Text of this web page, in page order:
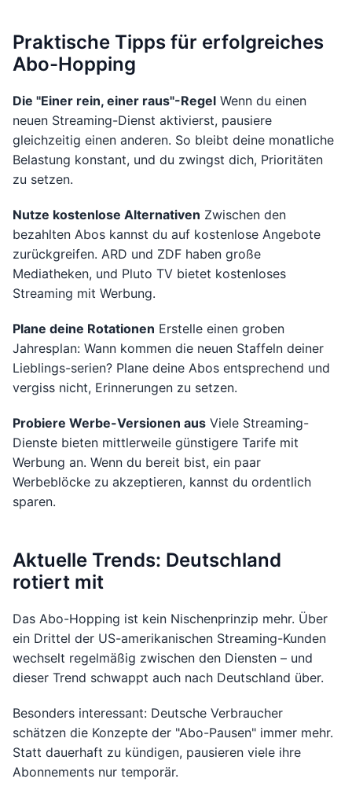
Praktische Tipps für erfolgreiches
Abo-Hopping
Die "Einer rein, einer raus"-Regel Wenn du einen
neuen Streaming-Dienst aktivierst, pausiere
gleichzeitig einen anderen. So bleibt deine monatliche
Belastung konstant, und du zwingst dich, Prioritäten
zu setzen.
Nutze kostenlose Alternativen Zwischen den
bezahlten Abos kannst du auf kostenlose Angebote
zurückgreifen. ARD und ZDF haben große
Mediatheken, und Pluto TV bietet kostenloses
Streaming mit Werbung.
Plane deine Rotationen Erstelle einen groben
Jahresplan: Wann kommen die neuen Staffeln deiner
Lieblings-serien? Plane deine Abos entsprechend und
vergiss nicht, Erinnerungen zu setzen.
Probiere Werbe-Versionen aus Viele Streaming-
Dienste bieten mittlerweile günstigere Tarife mit
Werbung an. Wenn du bereit bist, ein paar
Werbeblöcke zu akzeptieren, kannst du ordentlich
sparen.
Aktuelle Trends: Deutschland
rotiert mit
Das Abo-Hopping ist kein Nischenprinzip mehr. Über
ein Drittel der US-amerikanischen Streaming-Kunden
wechselt regelmäßig zwischen den Diensten – und
dieser Trend schwappt auch nach Deutschland über.
Besonders interessant: Deutsche Verbraucher
schätzen die Konzepte der "Abo-Pausen" immer mehr.
Statt dauerhaft zu kündigen, pausieren viele ihre
Abonnements nur temporär.